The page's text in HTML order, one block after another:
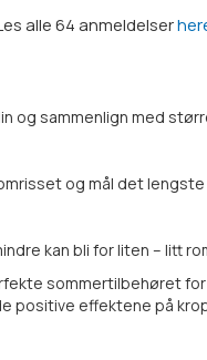
alle64anmeldelser
og sammenlign med
og mål det
kan bli for liten – litt
sommertilbehøret
positive effektene på